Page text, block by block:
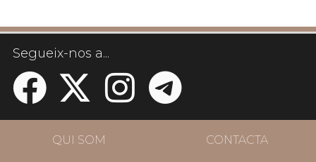
Segueix-nos a...
QUI SOM CONTACTA